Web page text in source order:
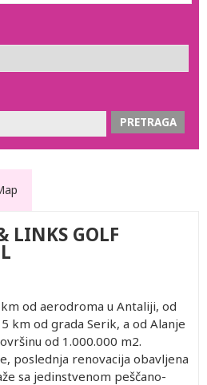
LINKS GOLF
od aerodroma u Antaliji, od
km od grada Serik, a od Alanje
od 1.000.000 m2.
poslednja renovacija obavljena
sa jedinstvenom peščano-